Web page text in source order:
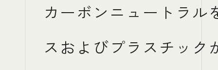
カーボンニュートラル
スおよびプラスチック